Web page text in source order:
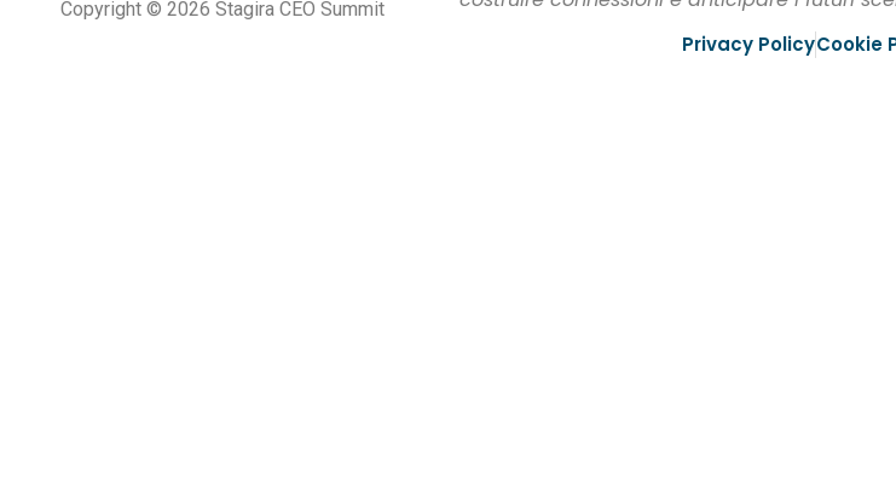
Copyright © 2026 Stagira CEO Summit
Privacy PolicyCookie